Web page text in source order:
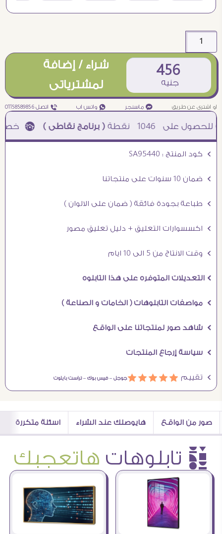
456
جنيه
شراء / إضافة
لمشترياتى
او اشترى عن طريق ¥ ماسنجر ₧ واتس اب ƒ اتصل 01158589856
1046 نقطة( برنامج نقاطى )à خصم 5% للعملاء الجدد à شحن مجانى عند الشراء ب 4000 جنيه à
Ö كود المنتج : SA95440
Ö ضمان 10 سنوات على منتجاتنا
Ö طباعة بجودة فائقة ( ضمان على الالوان )
Ö اكسسوارات التعليق + دليل تعليق مصور
Ö وقت الانتاج من 5 الى 10 ايام
Ö التعديلات المتوفره على هذا التابلوه
Ö مواصفات التابلوهات ( الخامات و الصناعة )
Ö شاهد صور لمنتجاتنا على الواقع
Ö سياسة إرجاع المنتجات
Ö تقييم áááááجوجل –فيس بوك –تراست بايلوت
صور من الواقع هايوصلك عند الشراء اسئلة متكررة
è تابلوهات هاتعجبك